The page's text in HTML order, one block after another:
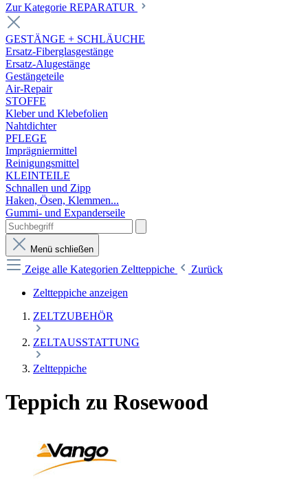
Zur Kategorie REPARATUR
GESTÄNGE + SCHLÄUCHE
Ersatz-Fiberglasgestänge
Ersatz-Alugestänge
Gestängeteile
Air-Repair
STOFFE
Kleber und Klebefolien
Nahtdichter
PFLEGE
Imprägniermittel
Reinigungsmittel
KLEINTEILE
Schnallen und Zipp
Haken, Ösen, Klemmen...
Gummi- und Expanderseile
Menü schließen
Zeige alle Kategorien Zeltteppiche
Zurück
Zeltteppiche anzeigen
ZELTZUBEHÖR
ZELTAUSSTATTUNG
Zeltteppiche
Teppich zu Rosewood